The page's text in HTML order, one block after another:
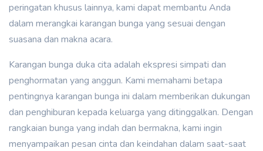
peringatan khusus lainnya, kami dapat membantu Anda
dalam merangkai karangan bunga yang sesuai dengan
suasana dan makna acara.
Karangan bunga duka cita adalah ekspresi simpati dan
penghormatan yang anggun. Kami memahami betapa
pentingnya karangan bunga ini dalam memberikan dukungan
dan penghiburan kepada keluarga yang ditinggalkan. Dengan
rangkaian bunga yang indah dan bermakna, kami ingin
menyampaikan pesan cinta dan keindahan dalam saat-saat